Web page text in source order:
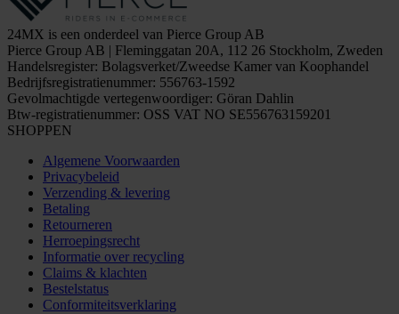
24MX is een onderdeel van Pierce Group AB
Pierce Group AB | Fleminggatan 20A, 112 26 Stockholm, Zweden
Handelsregister: Bolagsverket/Zweedse Kamer van Koophandel
Bedrijfsregistratienummer: 556763-1592
Gevolmachtigde vertegenwoordiger: Göran Dahlin
Btw-registratienummer: OSS VAT NO SE556763159201
SHOPPEN
Algemene Voorwaarden
Privacybeleid
Verzending & levering
Betaling
Retourneren
Herroepingsrecht
Informatie over recycling
Claims & klachten
Bestelstatus
Conformiteitsverklaring